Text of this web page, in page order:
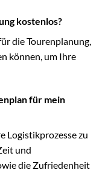
kostenlos?
die Tourenplanung,
können, um Ihre
für mein
Logistikprozesse zu
und
die Zufriedenheit